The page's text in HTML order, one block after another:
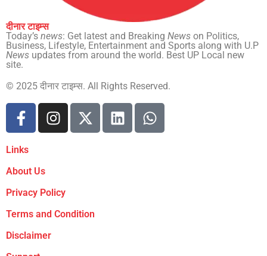
दीनार टाइम्स
Today’s news: Get latest and Breaking News on Politics,
Business, Lifestyle, Entertainment and Sports along with U.P
News updates from around the world. Best UP Local new
site.
© 2025 दीनार टाइम्स. All Rights Reserved.
Links
About Us
Privacy Policy
Terms and Condition
Disclaimer